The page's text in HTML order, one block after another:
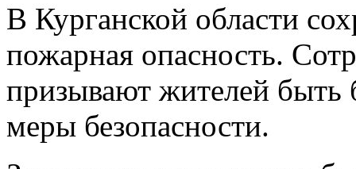
В Курганской области
пожарная опасность.
призывают жителей быть
меры безопасности.